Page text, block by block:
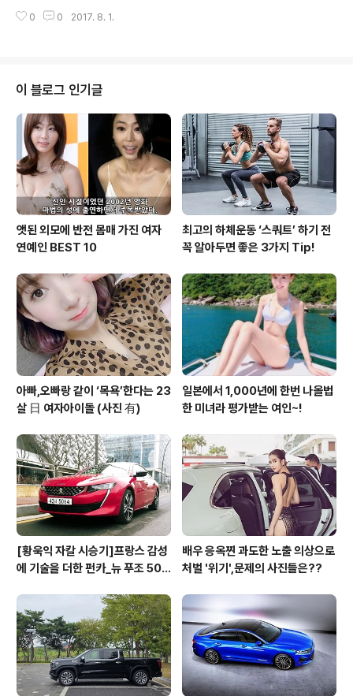
에 적극적인 스웨덴 브랜드로서 인간 중심 철학을 공유 할
어 국내 자동차업계 최초로 2017년 임금 협상을 최종 마
에 모든 역량을 집중해 나갈 수 있게 되었다. 지난 6월 상견
례를 시작으로 진행된 임금 협상은 16차 협상에서 도출된
잠정합의안이 투표 참여조합원 (3,295명)의 67%(2,213
명) 찬성으로 최종 가결됐다. 이번 협상의 주요 내용은 임금
부문은 ▲기본급 53,000원 인상이며, 별도 합의 사항으
로 ▲생산장려금..
0 0 2017. 8. 1.
이 블로그 인기글
앳된 외모에 반전 몸매 가진 여자
연예인 BEST 10
최고의 하체운동 ‘스쿼트’ 하기 전
꼭 알아두면 좋은 3가지 Tip!
아빠,오빠랑 같이 ‘목욕’한다는 23
살 日 여자아이돌 (사진 有)
일본에서 1,000년에 한번 나올법
한 미녀라 평가받는 여인~!
[황욱익 자칼 시승기]프랑스 감성
에 기술을 더한 펀카_뉴 푸조 508
배우 응옥찐 과도한 노출 의상으로
처벌 '위기',문제의 사진들은??